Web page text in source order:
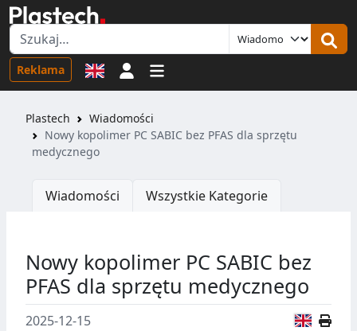
Reklama Logowanie
Plastech
Wiadomości
Nowy kopolimer PC SABIC bez PFAS dla sprzętu
medycznego
Wiadomości Wszystkie Kategorie
Nowy kopolimer PC SABIC bez
PFAS dla sprzętu medycznego
2025-12-15